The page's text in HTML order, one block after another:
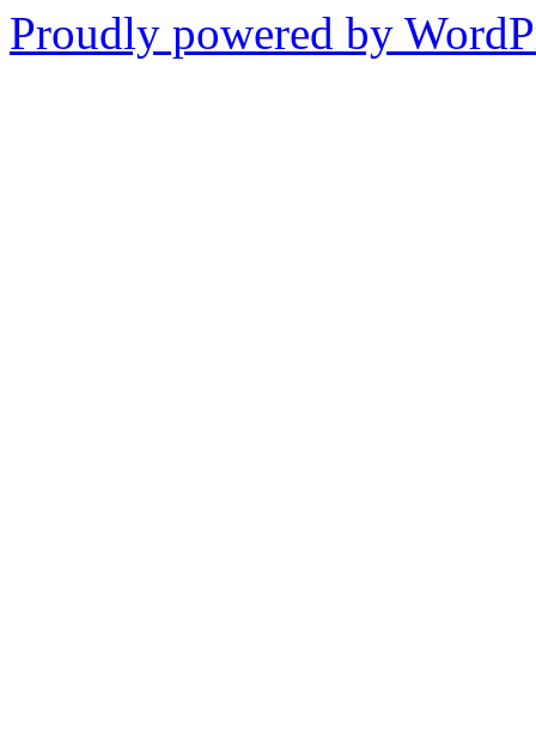
Proudly powered by